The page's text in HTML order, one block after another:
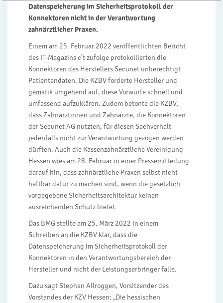
Datenspeicherung im Sicherheitsprotokoll der
Konnektoren nicht in der Verantwortung
zahnärztlicher Praxen.
Einem am 25. Februar 2022 veröffentlichten Bericht
des IT-Magazins c’t zufolge protokollierten die
Konnektoren des Herstellers Secunet unberechtigt
Patientendaten. Die KZBV forderte Hersteller und
gematik umgehend auf, diese Vorwürfe schnell und
umfassend aufzuklären. Zudem betonte die KZBV,
dass Zahnärztinnen und Zahnärzte, die Konnektoren
der Secunet AG nutzten, für diesen Sachverhalt
jedenfalls nicht zur Verantwortung gezogen werden
dürften. Auch die Kassenzahnärztliche Vereinigung
Hessen wies am 28. Februar in einer Pressemitteilung
darauf hin, dass zahnärztliche Praxen selbst nicht
haftbar dafür zu machen sind, wenn die gesetzlich
vorgegebene Sicherheitsarchitektur keinen
ausreichenden Schutz bietet.
Das BMG stellte am 25. März 2022 in einem
Schreiben an die KZBV klar, dass die
Datenspeicherung im Sicherheitsprotokoll der
Konnektoren in den Verantwortungsbereich der
Hersteller und nicht der Leistungserbringer falle.
Dazu sagt Stephan Allroggen, Vorsitzender des
Vorstandes der KZV Hessen: „Die hessischen